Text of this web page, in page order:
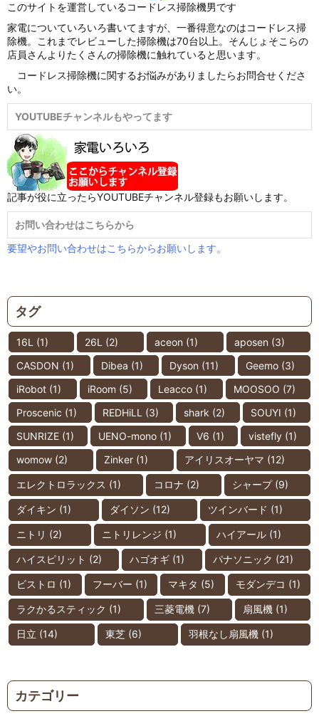
このサイトを運営しているコードレス掃除機男です
家電についていろいろ書いてますが、一番得意なのはコードレス掃
除機。これまでレビューした掃除機は70台以上。そんじょそこらの
店員さんよりたくさんの掃除機に触れていると思います。
コードレス掃除機に関するお悩みがありましたらお問合せくださ
い。
YOUTUBEチャンネルもやってます
記事が役に立ったらYOUTUBEチャンネル登録もお願いします。
お問い合わせはこちらから
要望やお問い合わせはこちらからお願いします。
タグ
16L (1) 26L (2) aceon (1) aposen (3)
CASDON (1) Dibea (1) Dyson (11) Geemo(3)
iRobot (1) iRoom (5) Leacco (1) MOOSOO (7)
Proscenic (1) REDHiLL (3) shark (2) SOUYI (1)
SUNRIZE (1) UENO-mono (1) V6 (1) vistefly(1)
womow (2) Zinker (1) アイリスオーヤマ (12)
エレクトロラックス (1) コロナ (2) シャープ(9)
ダイキン (1) ダイソン (12) ツインバード (1)
ニトリ (2) ニトリレンジ (1) ハイアール (1)
ハイスピリット (2) ハゴオギ (1) パナソニック (21)
ビストロ (1) フーバー (1) マキタ (5) モダンデコ (1)
ラクかるスティック (1) 三菱電機 (7) 扇風機 (1)
日立 (14) 東芝(6) 羽根なし扇風機 (1)
カテゴリー